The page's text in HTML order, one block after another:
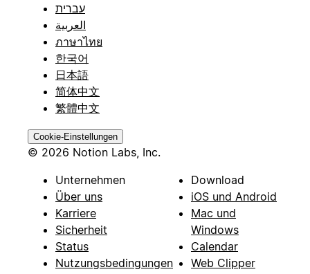
עברית
العربية
ภาษาไทย
한국어
日本語
简体中文
繁體中文
Cookie-Einstellungen
© 2026 Notion Labs, Inc.
Unternehmen
Über uns
Karriere
Sicherheit
Status
Nutzungsbedingungen
Download
iOS und Android
Mac und
Windows
Calendar
Web Clipper